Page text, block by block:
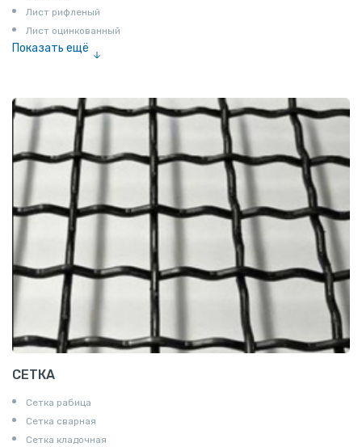
Лист рифленый
Лист оцинкованный
Показать ещё
СЕТКА
Сетка рабица
Сетка сварная
Сетка кладочная